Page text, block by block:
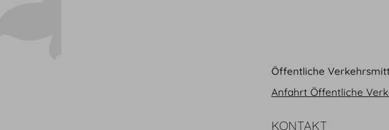
Öffentliche
Anfahrt Öffentliche
KONTAKT